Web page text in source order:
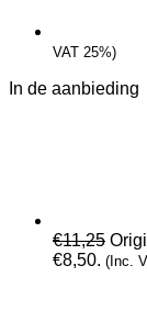
VAT 25%)
In de aanbieding
€11,25
€8,50. (Inc.